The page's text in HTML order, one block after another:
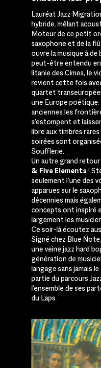
Lauréat Jazz
hybride, mêlant
Moteur de ce petit
saxophone et de la
ouvre la musique à de
peut-être entendu en
litanie des Cimes, le
revient cette fois
quartet
une Europe
anciennes les
s’estompent et
libre aux timbres
soirées sont
Soufflerie.
Un autre grand retour
& Five Elements !
seulement l’une des
apparues sur le
décennies mais
concepts ont inspiré
largement les
Ce soir-là écoutez
Signé chez Blue
une veine jazz hard
génération de
langage sans jamais
partie du parcours
l’ensemble de ses
du Laps.